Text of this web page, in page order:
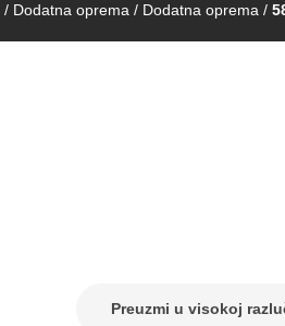
/ Dodatna oprema / Dodatna oprema /
Preuzmi u visokoj